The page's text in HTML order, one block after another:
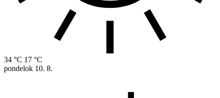
34 °C 17 °C
pondelok 10. 8.